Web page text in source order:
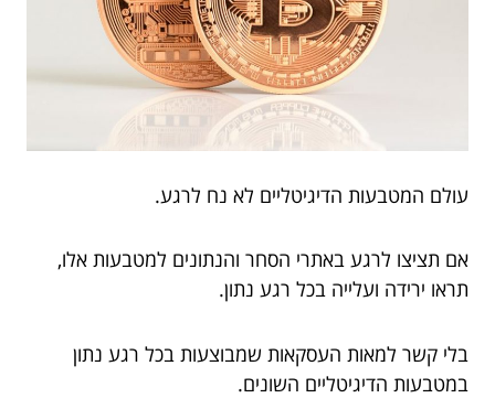
עולם המטבעות הדיגיטליים לא נח לרגע.
אם תציצו לרגע באתרי הסחר והנתונים למטבעות אלו,
תראו ירידה ועלייה בכל רגע נתון.
בלי קשר למאות העסקאות שמבוצעות בכל רגע נתון
במטבעות הדיגיטליים השונים.